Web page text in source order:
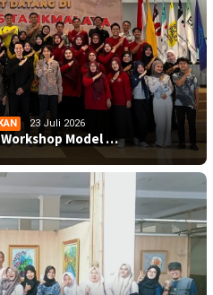
23 Juli 2026
Workshop Model …